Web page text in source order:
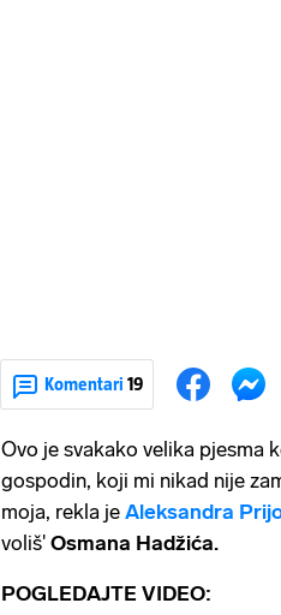
Komentari 19
Ovo je svakako velika pjesma
gospodin, koji mi nikad nije
moja, rekla je Aleksandra
voliš' Osmana Hadžića.
POGLEDAJTE VIDEO: